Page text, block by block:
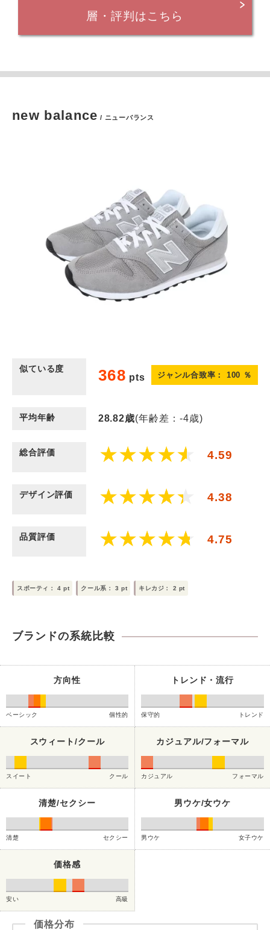
層・評判はこちら
new balance / ニューバランス
似ている度 368 pts ジャンル合致率： 100 ％
平均年齢 28.82歳(年齢差：-4歳)
総合評価 4.59
デザイン評価 4.38
品質評価 4.75
スポーティ：4pt クール系： 3 pt キレカジ： 2 pt
ブランドの系統比較
方向性
ベーシック 個性的
トレンド・流行
保守的 トレンド
スウィート/クール
スイート クール
カジュアル/フォーマル
カジュアル フォーマル
清楚/セクシー
清楚 セクシー
男ウケ/女ウケ
男ウケ 女子ウケ
価格感
安い 高級
価格分布